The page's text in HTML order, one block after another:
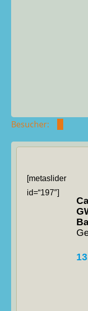
Besucher:
[metaslider
id=“197″]